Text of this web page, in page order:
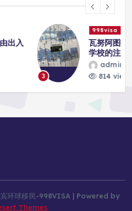
护照是否能在马尼拉使用国际
20 8 月, 2025
环球移民-998VISA | Powered by
Themes